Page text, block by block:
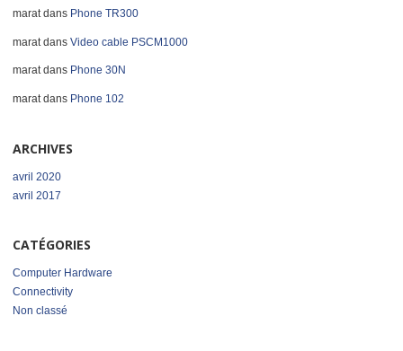
maratdans Phone TR300
maratdans Video cable PSCM1000
maratdans Phone 30N
maratdans Phone 102
ARCHIVES
avril 2020
avril 2017
CATÉGORIES
Computer Hardware
Connectivity
Non classé